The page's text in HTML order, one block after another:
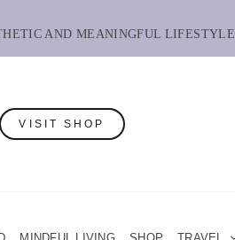
AND MEANINGFUL LIFESTYLE
VISIT SHOP
MINDFUL LIVING SHOP TRAVEL